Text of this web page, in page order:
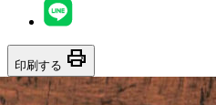
印刷する print